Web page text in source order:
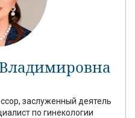
заслуженный деятель
по гинекологии